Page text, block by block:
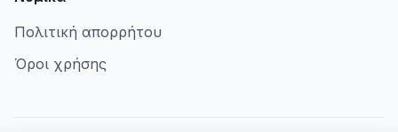
Πολιτική απορρήτου
Όροι χρήσης